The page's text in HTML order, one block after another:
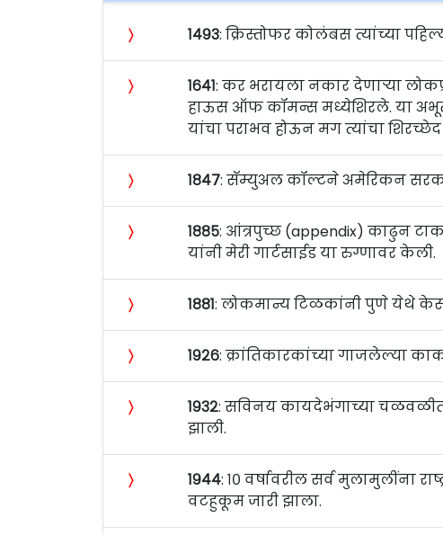
〉 १४९३: क्रिस्तोफर कोलंबस त्यांच्या
〉 १६४१: कर भरायला नकार देणार्‍या
हाऊस ऑफ कॉमन्स मध्येशिरले. या
यांचा पराभव होऊन मग त्यांचा
〉 १८४७: सॅम्युअल कॉल्टने अमेरिकन
〉 १८८५: आंत्रपुच्छ (appendix) काढुन
यांनी मेरी गार्टसाईड या रुग्णावर केली.
〉 १८८१: लोकमान्य टिळकांनी पुणे येथे
〉 १९२६: क्रांतिकारकांच्या गाजलेल्या
〉 १९३२: सविनय कायदेभंगाच्या चळवळीत
झाली.
〉 १९४४: १० वर्षावरील सर्व मुलामुलींना
वटहुकूम जारी झाला.